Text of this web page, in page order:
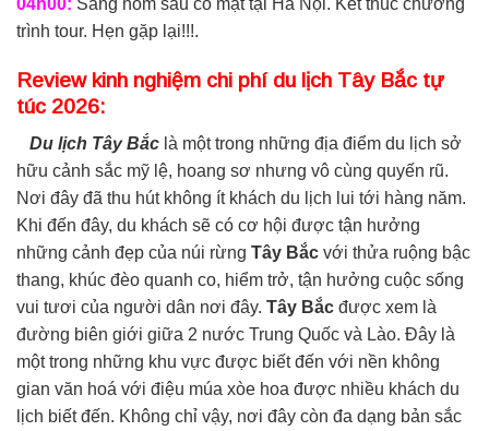
trình tour. Hẹn gặp lại!!!.
Review kinh nghiệm chi phí du lịch Tây Bắc tự
túc 2026:
Du lịch Tây Bắc là một trong những địa điểm du lịch sở
hữu cảnh sắc mỹ lệ, hoang sơ nhưng vô cùng quyến rũ.
Nơi đây đã thu hút không ít khách du lịch lui tới hàng năm.
Khi đến đây, du khách sẽ có cơ hội được tận hưởng
những cảnh đẹp của núi rừng Tây Bắc với thửa ruộng bậc
thang, khúc đèo quanh co, hiểm trở, tận hưởng cuộc sống
vui tươi của người dân nơi đây. Tây Bắc được xem là
đường biên giới giữa 2 nước Trung Quốc và Lào. Đây là
một trong những khu vực được biết đến với nền không
gian văn hoá với điệu múa xòe hoa được nhiều khách du
lịch biết đến. Không chỉ vậy, nơi đây còn đa dạng bản sắc